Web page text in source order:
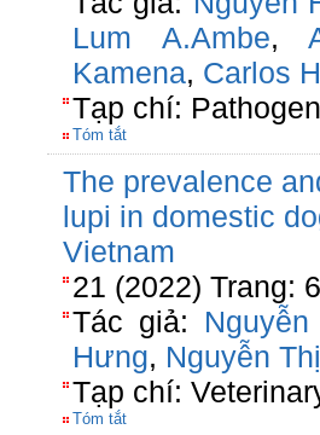
Lum A.Ambe,
Kamena, Carlos
Tạp chí:
Tóm tắt
The prevalence
lupi in domestic
Vietnam
21 (2022) Trang:
Tác giả:
Hưng, Nguyễn
Tạp chí:
Tóm tắt